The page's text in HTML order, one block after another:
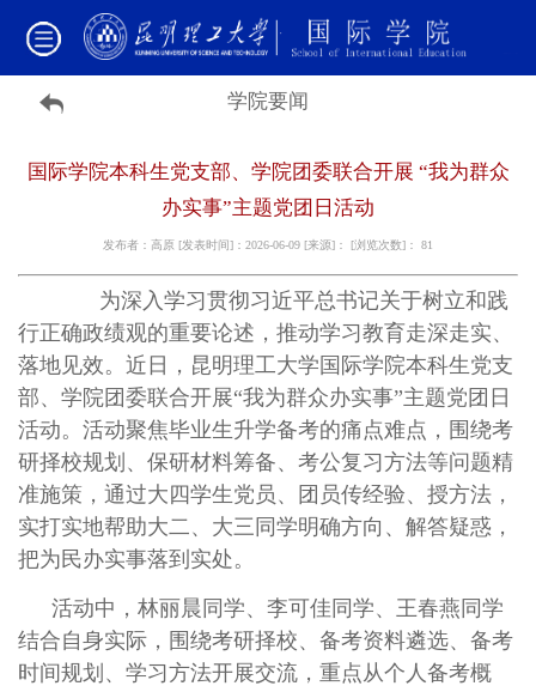
学院要闻
国际学院本科生党支部、学院团委联合开展 “我为群众
办实事”主题党团日活动
发布者：高原 [发表时间]：2026-06-09 [来源]： [浏览次数]： 81
为深入学习贯彻习近平总书记关于树立和践
行正确政绩观的重要论述，推动学习教育走深走实、
落地见效。近日，昆明理工大学国际学院本科生党支
部、学院团委联合开展“我为群众办实事”主题党团日
活动。活动聚焦毕业生升学备考的痛点难点，围绕考
研择校规划、保研材料筹备、考公复习方法等问题精
准施策，通过大四学生党员、团员传经验、授方法，
实打实地帮助大二、大三同学明确方向、解答疑惑，
把为民办实事落到实处。
活动中，林丽晨同学、李可佳同学、王春燕同学
结合自身实际，围绕考研择校、备考资料遴选、备考
时间规划、学习方法开展交流，重点从个人备考概